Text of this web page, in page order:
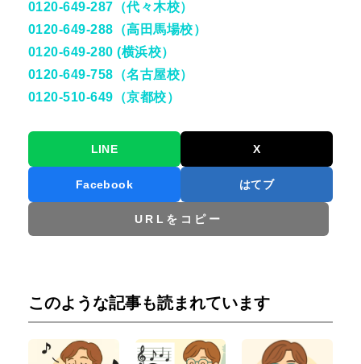
0120-649-287（代々木校）
0120-649-288（高田馬場校）
0120-649-280 (横浜校）
0120-649-758（名古屋校）
0120-510-649（京都校）
LINE X
Facebook はてブ
URLをコピー
このような記事も読まれています